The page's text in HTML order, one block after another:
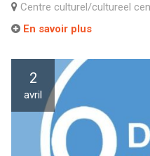
Centre culturel/cultureel
En savoir plus
2
avril